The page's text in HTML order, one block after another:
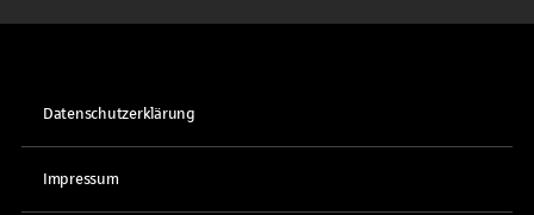
Datenschutzerklärung
Impressum